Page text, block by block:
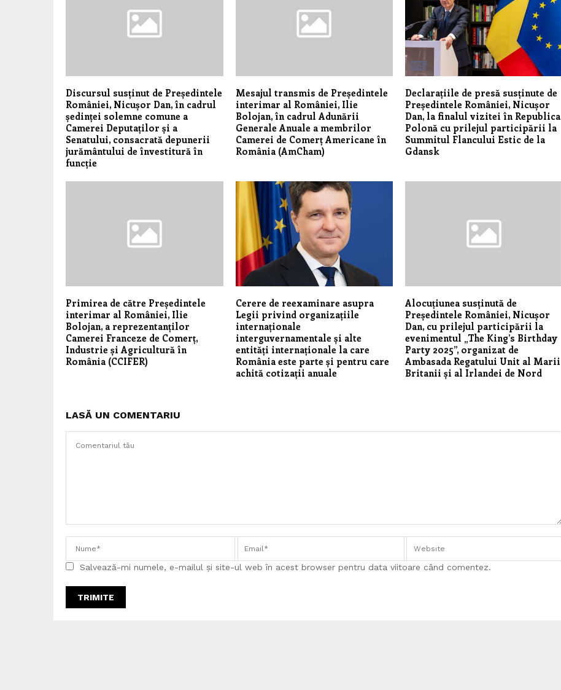
Discursul susținut de Președintele
României, Nicușor Dan, în cadrul
ședinței solemne comune a
Camerei Deputaților și a
Senatului, consacrată depunerii
jurământului de învestitură în
funcție
Mesajul transmis de Președintele
interimar al României, Ilie
Bolojan, în cadrul Adunării
Generale Anuale a membrilor
Camerei de Comerț Americane în
România (AmCham)
Declarațiile de presă susținute de
Președintele României, Nicușor
Dan, la finalul vizitei în Republica
Polonă cu prilejul participării la
Summitul Flancului Estic de la
Gdansk
Primirea de către Președintele
interimar al României, Ilie
Bolojan, a reprezentanților
Camerei Franceze de Comerț,
Industrie și Agricultură în
România (CCIFER)
Cerere de reexaminare asupra
Legii privind organizațiile
internaționale
interguvernamentale și alte
entități internaționale la care
România este parte și pentru care
achită cotizații anuale
Alocuțiunea susținută de
Președintele României, Nicușor
Dan, cu prilejul participării la
evenimentul „The King’s Birthday
Party 2025”, organizat de
Ambasada Regatului Unit al Marii
Britanii și al Irlandei de Nord
LASĂ UN COMENTARIU
Salvează-mi numele, e-mailul și site-ul web în acest browser pentru data viitoare când comentez.